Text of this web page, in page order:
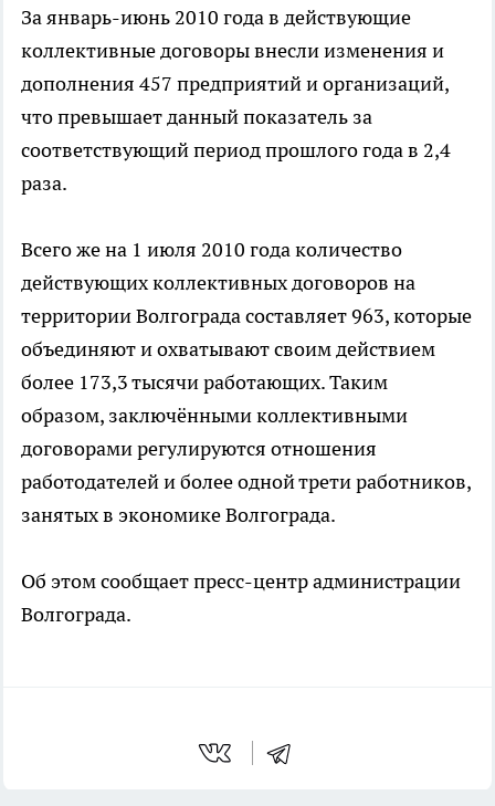
За январь-июнь 2010 года в действующие
коллективные договоры внесли изменения и
дополнения 457 предприятий и организаций,
что превышает данный показатель за
соответствующий период прошлого года в 2,4
раза.
Всего же на 1 июля 2010 года количество
действующих коллективных договоров на
территории Волгограда составляет 963, которые
объединяют и охватывают своим действием
более 173,3 тысячи работающих. Таким
образом, заключёнными коллективными
договорами регулируются отношения
работодателей и более одной трети работников,
занятых в экономике Волгограда.
Об этом сообщает пресс-центр администрации
Волгограда.